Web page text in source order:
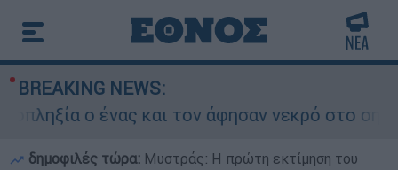
BREAKING NEWS:
ο ένας και τον άφησαν νεκρό στο σημείο
δημοφιλές τώρα: Μυστράς: Η πρώτη εκτίμηση του